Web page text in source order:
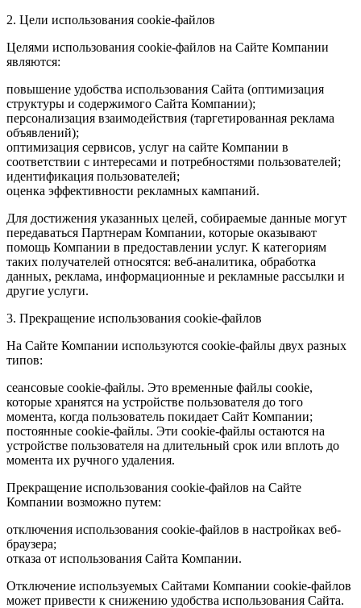
2. Цели использования cookie-файлов
Целями использования cookie-файлов на Сайте Компании
являются:
повышение удобства использования Сайта (оптимизация
структуры и содержимого Сайта Компании);
персонализация взаимодействия (таргетированная реклама
объявлений);
оптимизация сервисов, услуг на сайте Компании в
соответствии с интересами и потребностями пользователей;
идентификация пользователей;
оценка эффективности рекламных кампаний.
Для достижения указанных целей, собираемые данные могут
передаваться Партнерам Компании, которые оказывают
помощь Компании в предоставлении услуг. К категориям
таких получателей относятся: веб-аналитика, обработка
данных, реклама, информационные и рекламные рассылки и
другие услуги.
3. Прекращение использования cookie-файлов
На Сайте Компании используются cookie-файлы двух разных
типов:
сеансовые cookie-файлы. Это временные файлы cookie,
которые хранятся на устройстве пользователя до того
момента, когда пользователь покидает Сайт Компании;
постоянные cookie-файлы. Эти cookie-файлы остаются на
устройстве пользователя на длительный срок или вплоть до
момента их ручного удаления.
Прекращение использования cookie-файлов на Сайте
Компании возможно путем:
отключения использования cookie-файлов в настройках веб-
браузера;
отказа от использования Сайта Компании.
Отключение используемых Сайтами Компании cookie-файлов
может привести к снижению удобства использования Сайта.